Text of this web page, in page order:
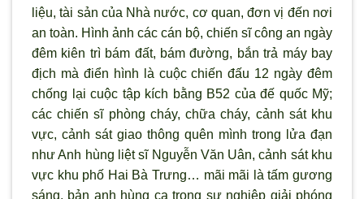
liệu, tài sản của Nhà nước, cơ quan, đơn vị đến nơi
an toàn. H ình ảnh các cán bộ, chiến sĩ công an ngày
đêm kiên trì bám đất, bám đường, bắn trả máy bay
địch mà điển hình là cuộc chiến đấu 12 ngày đêm
chống lại cuộc tập kích bằng B52 của đế quốc Mỹ;
các chiến sĩ phòng cháy, chữa cháy, cảnh sát khu
vực, cảnh sát giao thông quên mình trong lửa đạn
như Anh hùng liệt sĩ Nguyễn Văn Uân, cảnh sát khu
vực khu phố Hai Bà Trưng… mãi mãi là tấm gương
sáng, bản anh hùng ca trong sự nghiệp giải phóng